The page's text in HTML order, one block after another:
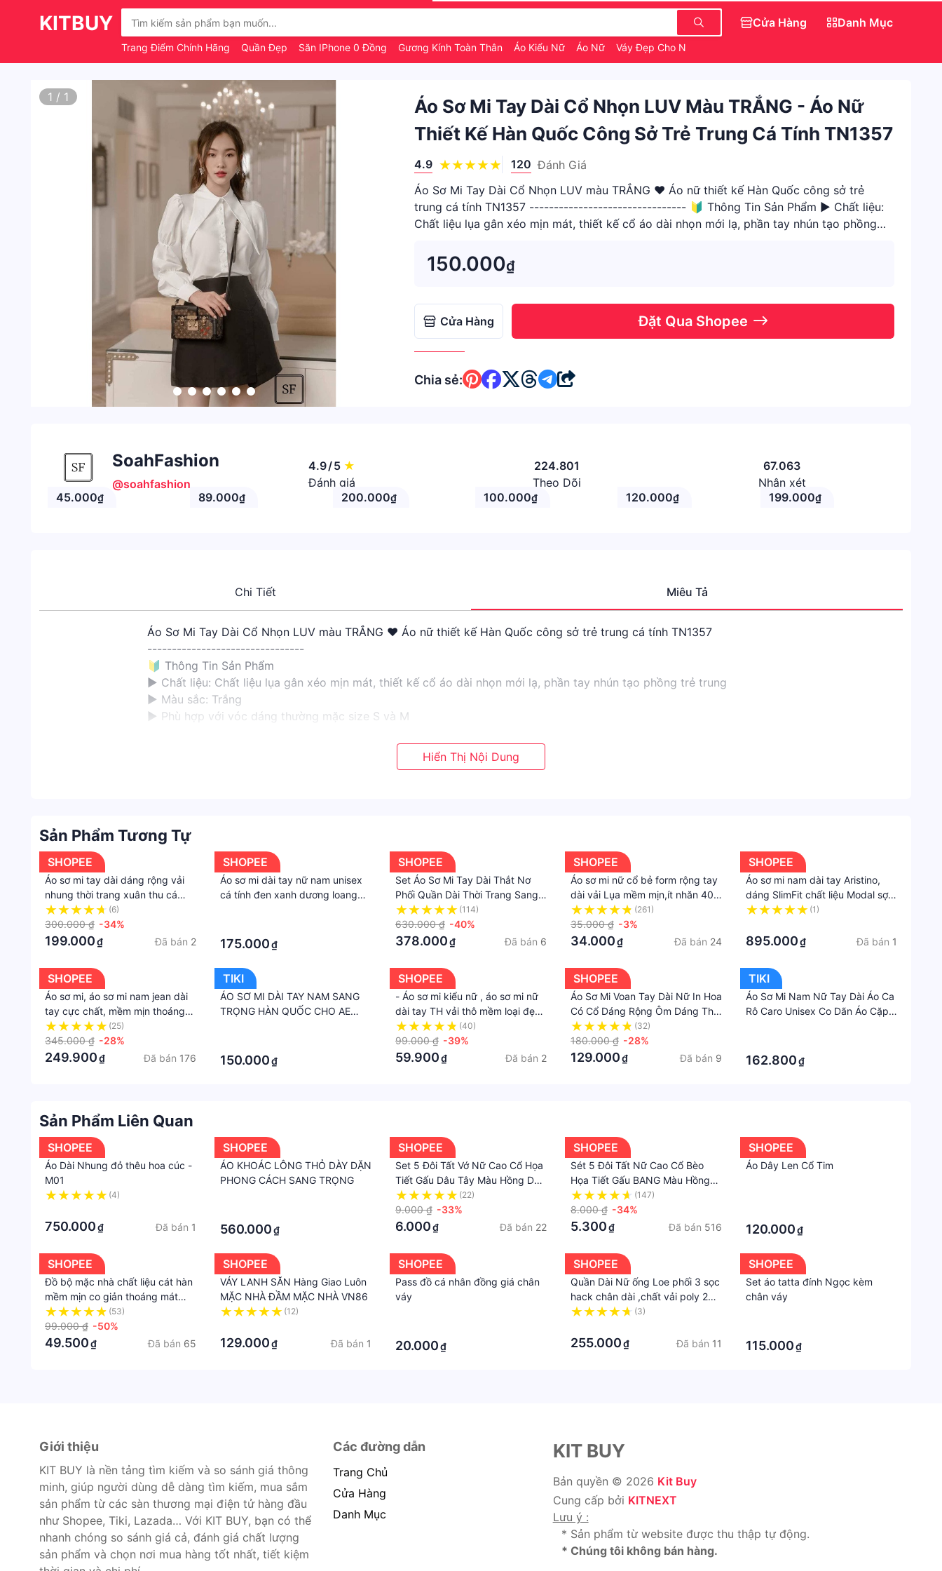
KITBUY
Trang Điểm Chính Hãng Quần Đẹp Săn IPhone 0 Đồng Gương Kính Toàn Thân Áo Kiểu Nữ Áo Nữ Váy Đẹp Cho Nữ
Cửa Hàng Danh Mục
1 / 1
Áo Sơ Mi Tay Dài Cổ Nhọn LUV Màu TRẮNG - Áo Nữ
Thiết Kế Hàn Quốc Công Sở Trẻ Trung Cá Tính TN1357
4.9 120 Đánh Giá
Áo Sơ Mi Tay Dài Cổ Nhọn LUV màu TRẮNG ❤️ Áo nữ thiết kế Hàn Quốc công sở trẻ
trung cá tính TN1357 -------------------------------- 🔰 Thông Tin Sản Phẩm ► Chất liệu:
Chất liệu lụa gân xéo mịn mát, thiết kế cổ áo dài nhọn mới lạ, phần tay nhún tạo phồng
150.000₫
Cửa Hàng Đặt Qua Shopee
Chia sẻ:
SoahFashion
@soahfashion
4.9/5 ★
Đánh giá
224.801
Theo Dõi
67.063
Nhận xét
45.000₫ 89.000₫ 200.000₫ 100.000₫ 120.000₫ 199.000₫
Chi Tiết Miêu Tả
Áo Sơ Mi Tay Dài Cổ Nhọn LUV màu TRẮNG ❤️ Áo nữ thiết kế Hàn Quốc công sở trẻ trung cá tính TN1357
--------------------------------
🔰 Thông Tin Sản Phẩm
► Chất liệu: Chất liệu lụa gân xéo mịn mát, thiết kế cổ áo dài nhọn mới lạ, phần tay nhún tạo phồng trẻ trung
► Màu sắc: Trắng
► Phù hợp với vóc dáng thường mặc size S và M
#áo_nữ #ao_nu #aonu #aoren #thietke #thiet_ke #thiết_kế #hanquoc #han_quoc #hàn_quốc #congso #cong_so #công_sở
Sản Phẩm Tương Tự
SHOPEE
Áo sơ mi tay dài dáng rộng vải
nhung thời trang xuân thu cá
tính cho nam áo sơ mi đũi nam
sọc tay dài trắng mang phong
cách thời trang hàn quốc
(6)
300.000 ₫ -34%
199.000₫ Đã bán 2
SHOPEE
Áo sơ mi dài tay nữ nam unisex
cá tính đen xanh dương loang
175.000₫
SHOPEE
Set Áo Sơ Mi Tay Dài Thắt Nơ
Phối Quần Dài Thời Trang Sang
Trọng Cho Nữ (114)
630.000 ₫ -40%
378.000₫ Đã bán 6
SHOPEE
Áo sơ mi nữ cổ bẻ form rộng tay
dài vải Lụa mềm mịn,ít nhăn 40-
85kg MRD03 (261)
35.000 ₫ -3%
34.000₫ Đã bán 24
SHOPEE
Áo sơ mi nam dài tay Aristino,
dáng SlimFit chất liệu Modal sợi
sồi thiên nhiên mềm mại, mịn
(1)
895.000₫ Đã bán 1
SHOPEE
Áo sơ mi, áo sơ mi nam jean dài
tay cực chất, mềm mịn thoáng
mát, trẻ trung, năng động, mặc
4 mùa - H67
(25)
345.000 ₫ -28%
249.900₫ Đã bán 176
TIKI
ÁO SƠ MI DÀI TAY NAM SANG
TRỌNG HÀN QUỐC CHO AE
150.000₫
SHOPEE
- Áo sơ mi kiểu nữ , áo sơ mi nữ
dài tay TH vải thô mềm loại đẹp
phong cách Hàn quốc đi chơi
công sở
(40)
99.000 ₫ -39%
59.900₫ Đã bán 2
SHOPEE
Áo Sơ Mi Voan Tay Dài Nữ In Hoa
Có Cổ Dáng Rộng Ôm Dáng Thời
Trang Hàng Đầu Cho Nữ
(32)
180.000 ₫ -28%
129.000₫ Đã bán 9
TIKI
Áo Sơ Mi Nam Nữ Tay Dài Áo Ca
Rô Caro Unisex Co Dãn Áo Cặp
162.800₫
Sản Phẩm Liên Quan
SHOPEE
Áo Dài Nhung đỏ thêu hoa cúc -
M01
(4)
750.000₫ Đã bán 1
SHOPEE
ÁO KHOÁC LÔNG THỎ DÀY DẶN
PHONG CÁCH SANG TRỌNG
560.000₫
SHOPEE
Set 5 Đôi Tất Vớ Nữ Cao Cổ Họa
Tiết Gấu Dâu Tây Màu Hồng Dễ
Thương Phong Cách Hàn Hot
TCC5
(22)
9.000 ₫ -33%
6.000₫ Đã bán 22
SHOPEE
Sét 5 Đôi Tất Nữ Cao Cổ Bèo
Họa Tiết Gấu BANG Màu Hồng
Dễ Thương tt33(147)
8.000 ₫ -34%
5.300₫ Đã bán 516
SHOPEE
Áo Dây Len Cổ Tim
120.000₫
SHOPEE
Đồ bộ mặc nhà chất liệu cát hàn
mềm mịn co giản thoáng mát
kiểu dáng form may chuẩn size
40-67kg
(53)
99.000 ₫ -50%
49.500₫ Đã bán 65
SHOPEE
VÁY LANH SĂN Hàng Giao Luôn
MẶC NHÀ ĐẦM MẶC NHÀ VN86
(12)
129.000₫ Đã bán 1
SHOPEE
Pass đồ cá nhân đồng giá chân
váy
20.000₫
SHOPEE
Quần Dài Nữ ống Loe phối 3 sọc
hack chân dài ,chất vải poly 2
da cao cấp co giãn 4 chiều
(3)
255.000₫ Đã bán 11
SHOPEE
Set áo tatta đính Ngọc kèm
chân váy
115.000₫
Giới thiệu
KIT BUY là nền tảng tìm kiếm và so sánh giá thông
minh, giúp người dùng dễ dàng tìm kiếm, mua sắm
sản phẩm từ các sàn thương mại điện tử hàng đầu
như Shopee, Tiki, Lazada… Với KIT BUY, bạn có thể
nhanh chóng so sánh giá cả, đánh giá chất lượng
sản phẩm và chọn nơi mua hàng tốt nhất, tiết kiệm
Các đường dẫn
Trang Chủ
Cửa Hàng
Danh Mục
KIT BUY
Bản quyền © 2026 Kit Buy
Cung cấp bởi KITNEXT
Lưu ý :
* Sản phẩm từ website được thu thập tự động.
* Chúng tôi không bán hàng.